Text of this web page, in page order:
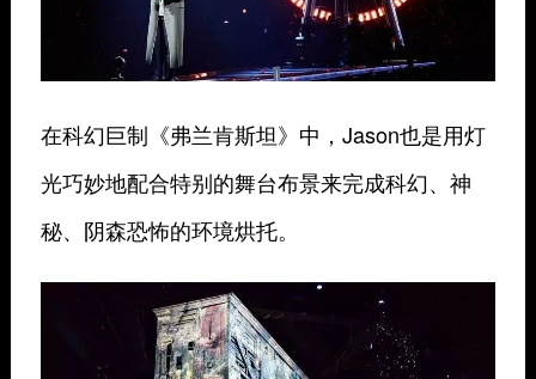
在科幻巨制《弗兰肯斯坦》中，Jason也是用灯
光巧妙地配合特别的舞台布景来完成科幻、神
秘、阴森恐怖的环境烘托。